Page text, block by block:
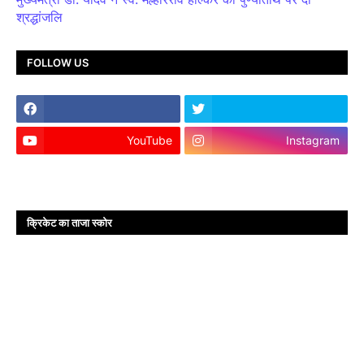
श्रद्धांजलि
FOLLOW US
YouTube Instagram
क्रिकेट का ताजा स्कोर